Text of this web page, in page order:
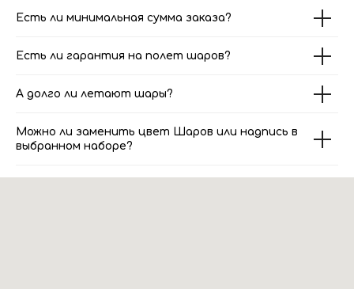
Есть ли минимальная сумма заказа?
Есть ли гарантия на полет шаров?
А долго ли летают шары?
Можно ли заменить цвет Шаров или надпись в
выбранном наборе?